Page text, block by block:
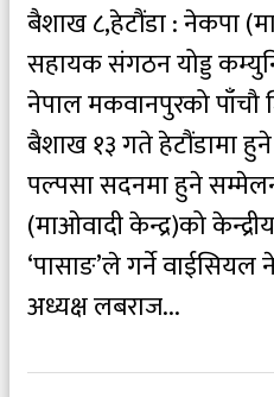
बैशाख ८,हेटौंडा : नेकपा
सहायक संगठन योड्ड
नेपाल मकवानपुरको
बैशाख १३ गते हेटौंडामा
पल्पसा सदनमा हुने
(माओवादी केन्द्र)को
‘पासाङ’ले गर्ने
अध्यक्ष लबराज...